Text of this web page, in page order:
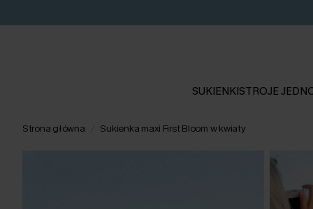
SUKIENKISTROJE
Strona główna Sukienka maxi First Bloom w kwiaty